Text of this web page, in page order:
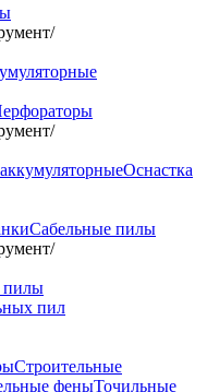
/
/
Оснастка
Сабельные пилы
/
пилы
пил
Строительные
феныТочильные